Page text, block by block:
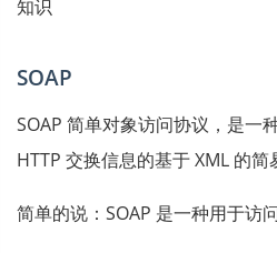
知识
SOAP
SOAP 简单对象访问协议，是一
HTTP 交换信息的基于 XML 的简
简单的说：SOAP 是一种用于访